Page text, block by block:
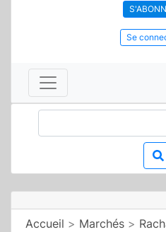
Se
Accueil > Marchés >